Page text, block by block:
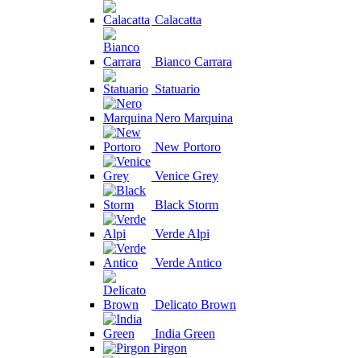
Calacatta
Bianco Carrara
Statuario
Nero Marquina
New Portoro
Venice Grey
Black Storm
Verde Alpi
Verde Antico
Delicato Brown
India Green
Pirgon